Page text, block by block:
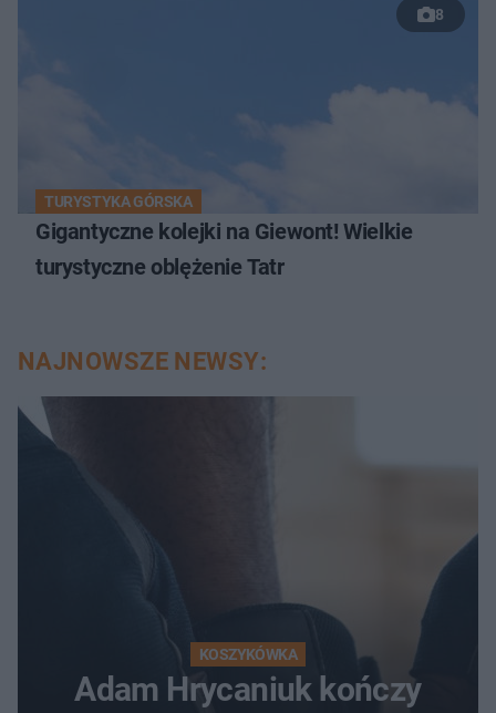
8
TURYSTYKA GÓRSKA
Gigantyczne kolejki na Giewont! Wielkie
turystyczne oblężenie Tatr
NAJNOWSZE NEWSY:
KOSZYKÓWKA
Adam Hrycaniuk kończy